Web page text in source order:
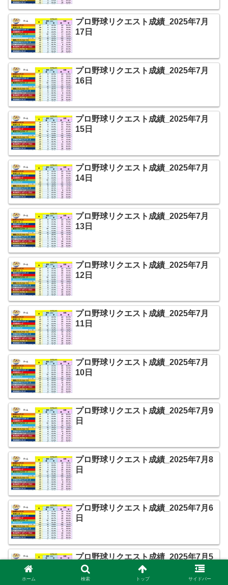
プロ野球リクエスト成績_2025年7月
17日
プロ野球リクエスト成績_2025年7月
16日
プロ野球リクエスト成績_2025年7月
15日
プロ野球リクエスト成績_2025年7月
14日
プロ野球リクエスト成績_2025年7月
13日
プロ野球リクエスト成績_2025年7月
12日
プロ野球リクエスト成績_2025年7月
11日
プロ野球リクエスト成績_2025年7月
10日
プロ野球リクエスト成績_2025年7月9
日
プロ野球リクエスト成績_2025年7月8
日
プロ野球リクエスト成績_2025年7月6
日
プロ野球リクエスト成績_2025年7月5
日
ホーム 検索 トップ サイドバー